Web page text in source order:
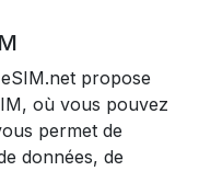
eSIM.net propose
où vous pouvez
permet de
données, de